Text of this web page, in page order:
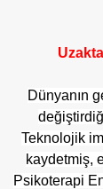
Dünyanın
Teknolojik
kaydetmiş,
Psikoterapi